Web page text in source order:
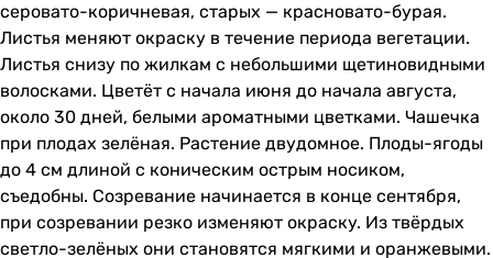
серовато-коричневая, старых — красновато-бурая.
Листья меняют окраску в течение периода вегетации.
Листья снизу по жилкам с небольшими щетиновидными
волосками. Цветёт с начала июня до начала августа,
около 30 дней, белыми ароматными цветками. Чашечка
при плодах зелёная. Растение двудомное. Плоды-ягоды
до 4 см длиной с коническим острым носиком,
съедобны. Созревание начинается в конце сентября,
при созревании резко изменяют окраску. Из твёрдых
светло-зелёных они становятся мягкими и оранжевыми.